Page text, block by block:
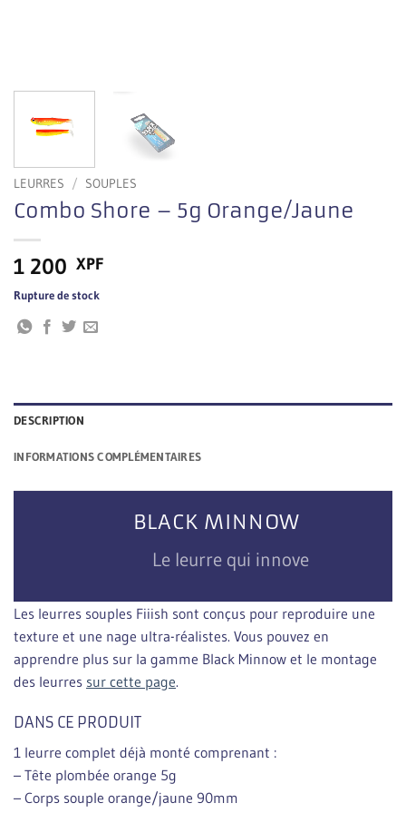
LEURRES / SOUPLES
Combo Shore – 5g Orange/Jaune
1 200 XPF
Rupture de stock
DESCRIPTION
INFORMATIONS COMPLÉMENTAIRES
BLACK MINNOW
Le leurre qui innove
Les leurres souples Fiiish sont conçus pour reproduire une
texture et une nage ultra-réalistes. Vous pouvez en
apprendre plus sur la gamme Black Minnow et le montage
des leurres sur cette page.
DANS CE PRODUIT
1 leurre complet déjà monté comprenant :
– Tête plombée orange 5g
– Corps souple orange/jaune 90mm